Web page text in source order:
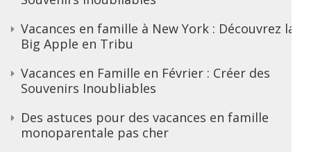
Vacances en famille à New York : Découvrez la
Big Apple en Tribu
Vacances en Famille en Février : Créer des
Souvenirs Inoubliables
Des astuces pour des vacances en famille
monoparentale pas cher